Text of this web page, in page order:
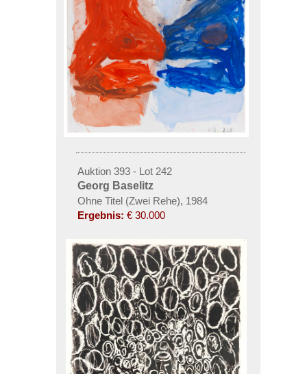
Auktion 393 - Lot 242
Georg Baselitz
Ohne Titel (Zwei Rehe), 1984
Ergebnis: € 30.000